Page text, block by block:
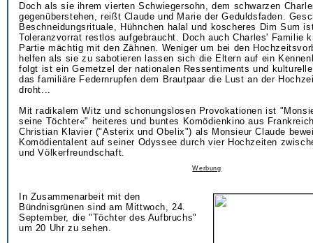
Doch als sie ihrem vierten Schwiegersohn, dem schwarzen
gegenüberstehen, reißt Claude und Marie der Geduldsfaden.
Beschneidungsrituale, Hühnchen halal und koscheres Dim Sum
Toleranzvorrat restlos aufgebraucht. Doch auch Charles' Familie
Partie mächtig mit den Zähnen. Weniger um bei den
helfen als sie zu sabotieren lassen sich die Eltern auf ein
folgt ist ein Gemetzel der nationalen Ressentiments und
das familiäre Federnrupfen dem Brautpaar die Lust an der
droht...
Mit radikalem Witz und schonungslosen Provokationen ist
seine Töchter«" heiteres und buntes Komödienkino aus
Christian Klavier ("Asterix und Obelix") als Monsieur Claude
Komödientalent auf seiner Odyssee durch vier Hochzeiten
und Völkerfreundschaft.
Werbung
In Zusammenarbeit mit den
Bündnisgrünen sind am Mittwoch, 24.
September, die "Töchter des Aufbruchs"
um 20 Uhr zu sehen.